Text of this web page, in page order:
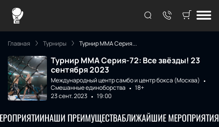
Главная Турниры Турнир ММА Серия...
Турнир ММА Серия-72: Все звёзды! 23
сентября 2023
Международный центр самбо и центр бокса (Москва)
Смешанные единоборства
18+
23 сент. 2023
19:00
НАШИ ПРЕИМУЩЕСТВАБЛИЖАЙШИЕ МЕРОПРИЯТИЯ